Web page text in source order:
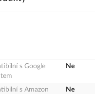
s Google
Ne
s Amazon
Ne